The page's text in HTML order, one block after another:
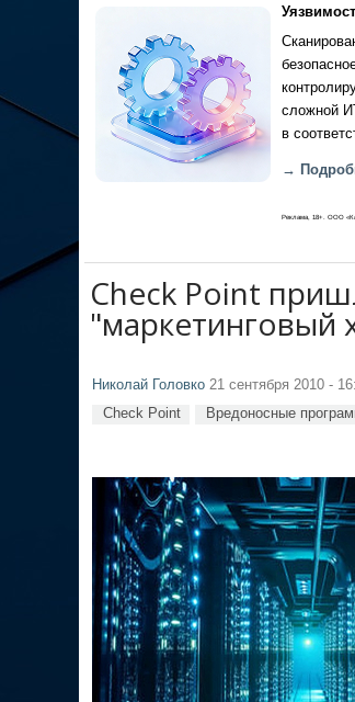
сложной
в
→
Реклама, 18+. ООО
Check Point
"маркетинговый
Николай Головко 21 сентября 2010 -
Check Point Вредоносные